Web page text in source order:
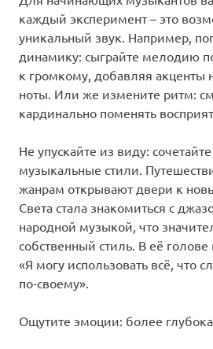
каждый эксперимент – это
уникальный звук. Например,
динамику: сыграйте мелодию
к громкому, добавляя акценты
ноты. Или же измените ритм:
кардинально поменять
Не упускайте из виду:
музыкальные стили.
жанрам открывают двери к
Света стала знакомиться с
народной музыкой, что
собственный стиль. В её
«Я могу использовать всё, что
по-своему».
Ощутите эмоции: более